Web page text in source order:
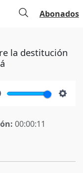
Abonados
la destitución
00:00:11